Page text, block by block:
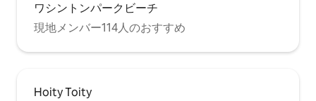
ワシントンパークビーチ
現地メンバー114人のおすすめ
Hoity Toity